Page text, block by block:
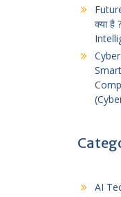
क्या
AI